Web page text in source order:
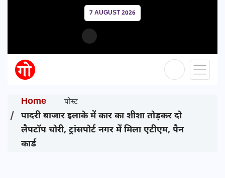
7 AUGUST 2026
Home पोस्ट
पादरी बाजार इलाके में कार का शीशा तोड़कर दो
लैपटॉप चोरी, ट्रांसपोर्ट नगर में मिला एटीएम, पैन
कार्ड